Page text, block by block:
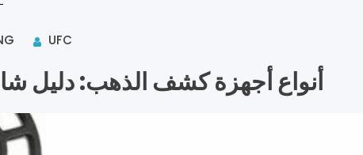
UFC
أنواع أجهزة كشف الذهب: دليل